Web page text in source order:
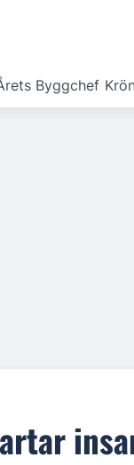
Byggchef